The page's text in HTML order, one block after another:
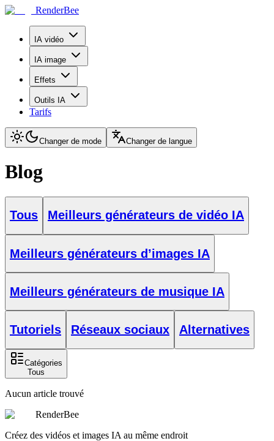
RenderBee
IA vidéo
IA image
Effets
Outils IA
Tarifs
Changer de mode Changer de langue
Blog
Tous Meilleurs générateurs de vidéo IA
Meilleurs générateurs d’images IA
Meilleurs générateurs de musique IA
Tutoriels Réseaux sociaux Alternatives
Catégories
Tous
Aucun article trouvé
RenderBee
Créez des vidéos et images IA au même endroit